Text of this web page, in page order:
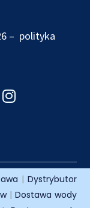
– polityka
| Dystrybutor
| Dostawa wody